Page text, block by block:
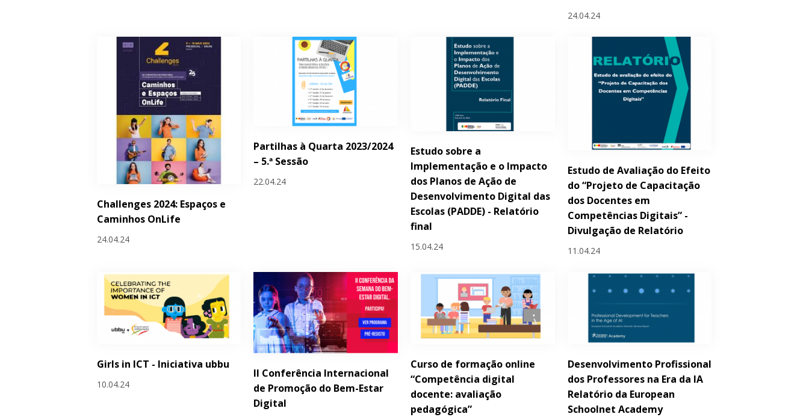
24.04.24
Challenges 2024: Espaços e
Caminhos OnLife
24.04.24
Partilhas à Quarta 2023/2024
– 5.ª Sessão
22.04.24
Estudo sobre a
Implementação e o Impacto
dos Planos de Ação de
Desenvolvimento Digital das
Escolas (PADDE) - Relatório
final
15.04.24
Estudo de Avaliação do Efeito
do “Projeto de Capacitação
dos Docentes em
Competências Digitais” -
Divulgação de Relatório
11.04.24
Girls in ICT - Iniciativa ubbu
10.04.24
II Conferência Internacional
de Promoção do Bem-Estar
Digital
Curso de formação online
“Competência digital
docente: avaliação
pedagógica”
Desenvolvimento Profissional
dos Professores na Era da IA
Relatório da European
Schoolnet Academy